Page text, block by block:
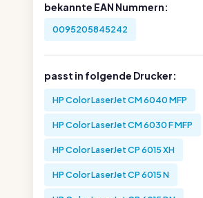
bekannte EAN Nummern:
0095205845242
passt in folgende Drucker:
HP Color LaserJet CM 6040 MFP
HP Color LaserJet CM 6030 F MFP
HP Color LaserJet CP 6015 XH
HP Color LaserJet CP 6015 N